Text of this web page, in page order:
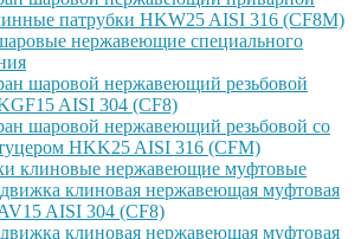
патрубки HKW25 AISI 316 (CF8M)
нержавеющие специального
шаровой нержавеющий резьбовой
AISI 304 (CF8)
шаровой нержавеющий резьбовой со
HKK25 AISI 316 (CFM)
клиновые нержавеющие муфтовые
клиновая нержавеющая муфтовая
AISI 304 (CF8)
клиновая нержавеющая муфтовая